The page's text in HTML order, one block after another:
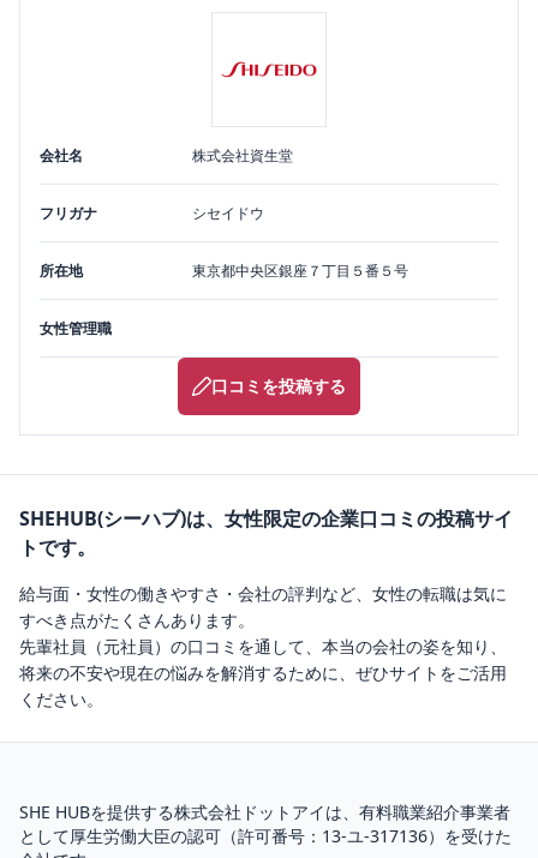
会社名 株式会社資生堂
フリガナ シセイドウ
所在地 東京都中央区銀座７丁目５番５号
女性管理職
口コミを投稿する
SHEHUB(シーハブ)は、女性限定の企業口コミの投稿サイ
トです。
給与面・女性の働きやすさ・会社の評判など、女性の転職は気に
すべき点がたくさんあります。
先輩社員（元社員）の口コミを通して、本当の会社の姿を知り、
将来の不安や現在の悩みを解消するために、ぜひサイトをご活用
ください。
SHE HUBを提供する株式会社ドットアイは、 有料職業紹介事業者
として厚生労働大臣の認可（許可番号：13-ユ-317136）を受けた